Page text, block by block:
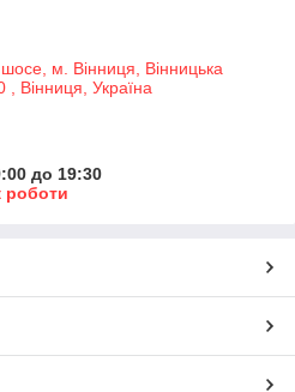
м. Вінниця, Вінницька
, Вінниця, Україна
до 19:30
роботи